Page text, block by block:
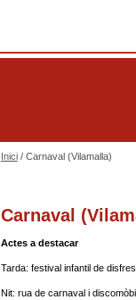
Inici/ Carnaval (Vilamalla)
Carnaval
Actes a destacar
Tarda: festival infantil de
Nit: rua de carnaval i